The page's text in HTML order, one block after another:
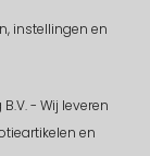
instellingen en
- Wij leveren
en